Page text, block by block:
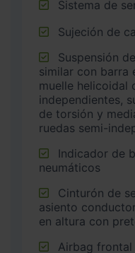
Sistema de
Sujeción de
similar con barra
muelle helicoidal
independientes,
de torsión y
ruedas semi-
neumáticos
asiento
en altura con